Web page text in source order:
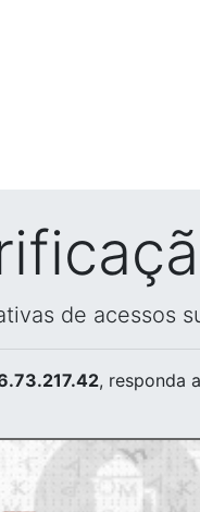
de acessos
, responda